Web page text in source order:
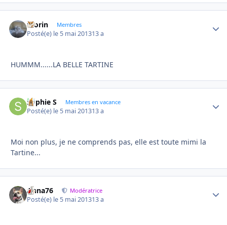
morin Membres
Posté(e) le 5 mai 201313 a
HUMMM......LA BELLE TARTINE
Sophie S Membres en vacance
Posté(e) le 5 mai 201313 a
Moi non plus, je ne comprends pas, elle est toute mimi la
Tartine...
Anna76 Modératrice
Posté(e) le 5 mai 201313 a